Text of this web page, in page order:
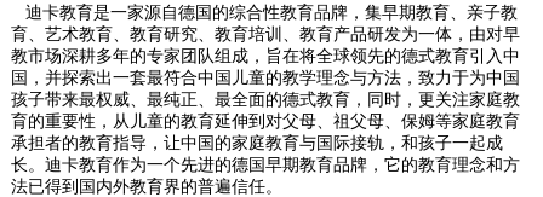
迪卡教育是一家源自德国的综合性教育品牌，集早期教育、亲子教
育、艺术教育、教育研究、教育培训、教育产品研发为一体，由对早
教市场深耕多年的专家团队组成，旨在将全球领先的德式教育引入中
国，并探索出一套最符合中国儿童的教学理念与方法，致力于为中国
孩子带来最权威、最纯正、最全面的德式教育，同时，更关注家庭教
育的重要性，从儿童的教育延伸到对父母、祖父母、保姆等家庭教育
承担者的教育指导，让中国的家庭教育与国际接轨，和孩子一起成
长。迪卡教育作为一个先进的德国早期教育品牌，它的教育理念和方
法已得到国内外教育界的普遍信任。